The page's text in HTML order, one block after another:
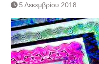
5 Δεκεμβρίου 2018